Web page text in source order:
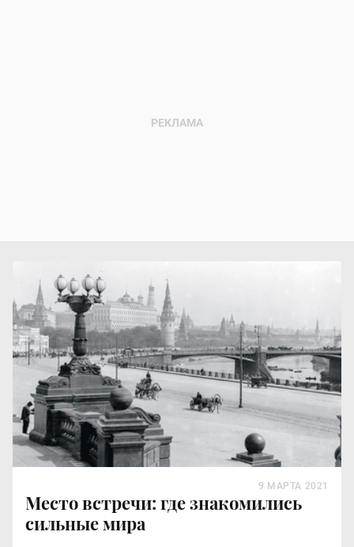
Место встречи: где знакомились
сильные мира
9 МАРТА 2021